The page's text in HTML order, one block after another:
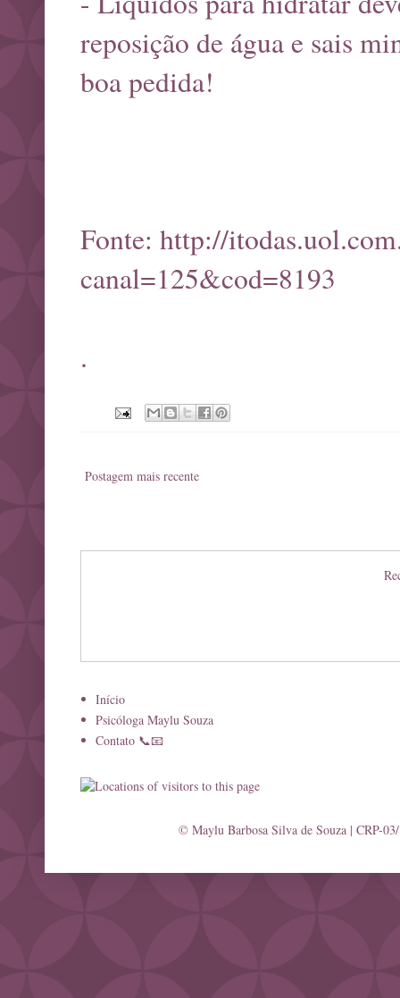
reposição de água e sais
boa pedida!
Fonte: http://
canal=125&cod=8193
.
Postagem mais recente
Início
Psicóloga Maylu Souza
Contato 📞📧
© Maylu Barbosa Silva de Souza | CRP-